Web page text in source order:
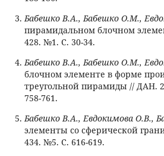
Бабешко В.А., Бабешко О.М.,
пирамидальном блочном
428. №1. С. 30-34.
Бабешко В.А., Бабешко О.М.,
блочном элементе в форме
треугольной пирамиды // ДАН.
758-761.
Бабешко В.А., Евдокимова О.В.,
элементы со сферической
434. №5. С. 616-619.